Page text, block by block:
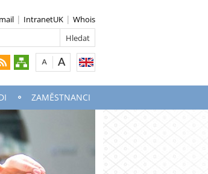
IntranetUK Whois
ZAMĚSTNANCI